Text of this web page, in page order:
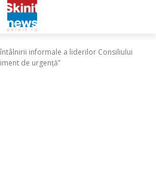
informale a liderilor Consiliului
de urgenţă”